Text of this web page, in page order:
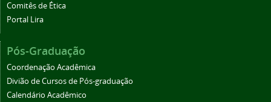
Comitês de Ética
Portal Lira
Pós-Graduação
Coordenação Acadêmica
Divião de Cursos de Pós-graduação
Calendário Acadêmico